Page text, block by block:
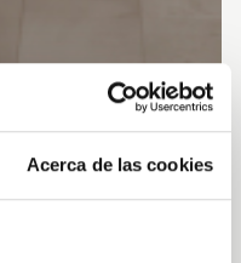
Acerca de las cookies